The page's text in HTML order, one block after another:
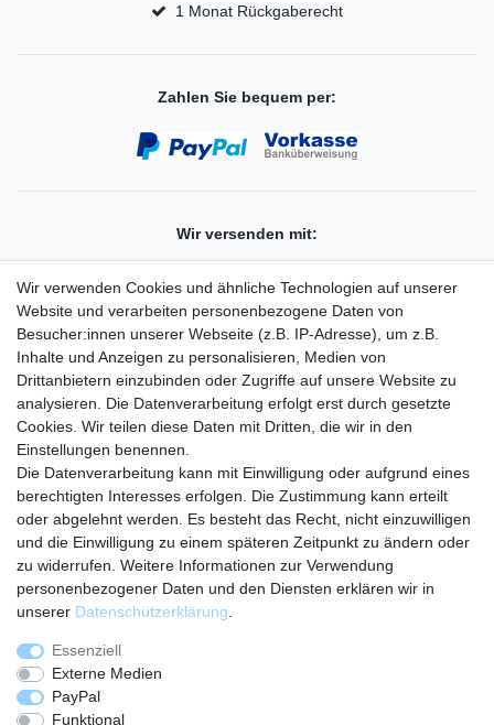
1 Monat Rückgaberecht
Zahlen Sie bequem per:
Wir versenden mit:
Unser Shop auf: Amazon eBay
Rechtliches
Widerrufsrecht
Hinweise zur Batterieentsorgung
Datenschutzerklärung
AGB
Unternehmen
Kontakt
Über uns
Impressum
Shoppen
Warenkorb
Login
Wir verwenden Cookies und ähnliche Technologien auf unserer
Website und verarbeiten personenbezogene Daten von
Besucher:innen unserer Webseite (z.B. IP-Adresse), um z.B.
Inhalte und Anzeigen zu personalisieren, Medien von
Drittanbietern einzubinden oder Zugriffe auf unsere Website zu
analysieren. Die Datenverarbeitung erfolgt erst durch gesetzte
Cookies. Wir teilen diese Daten mit Dritten, die wir in den
Einstellungen benennen.
Die Datenverarbeitung kann mit Einwilligung oder aufgrund eines
berechtigten Interesses erfolgen. Die Zustimmung kann erteilt
oder abgelehnt werden. Es besteht das Recht, nicht einzuwilligen
und die Einwilligung zu einem späteren Zeitpunkt zu ändern oder
zu widerrufen. Weitere Informationen zur Verwendung
personenbezogener Daten und den Diensten erklären wir in
unserer Daten­schutz­erklärung
Essenziell
Externe Medien
PayPal
Funktional